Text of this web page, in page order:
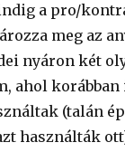
a pro/
meg az
nyáron két
ahol korábban
(talán
használták